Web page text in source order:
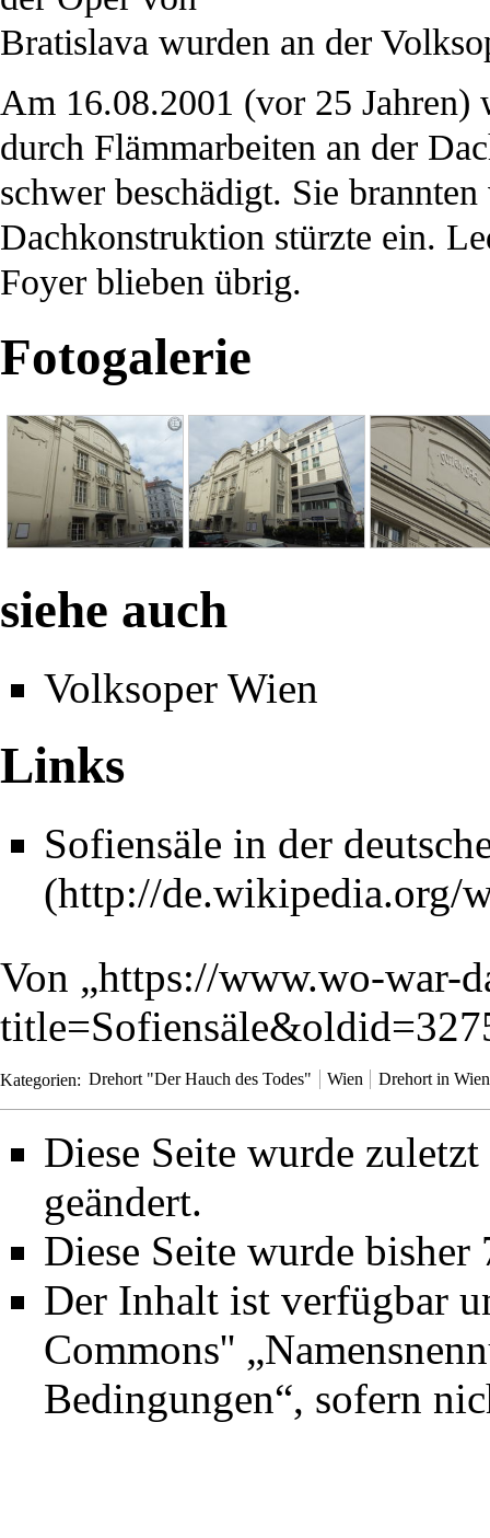
Bratislava wurden an der
Am 16.08.2001 (vor 25 Jahren)
durch Flämmarbeiten an der
schwer beschädigt. Sie
Dachkonstruktion stürzte ein.
Foyer blieben übrig.
Fotogalerie
siehe auch
Volksoper Wien
Links
Sofiensäle in der
Von „https://www.wo-war-
Kategorien: Drehort "Der Hauch des Todes" Wien Drehort in Wien
Diese Seite wurde
geändert.
Diese Seite wurde
Der Inhalt ist verfügbar
Commons''
Bedingungen“, sofern